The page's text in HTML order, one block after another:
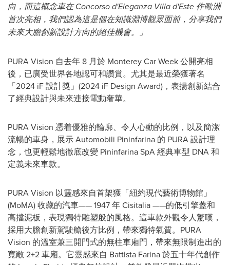
向，而這概念車在 Concorso d'Eleganza Villa d'Este 作歐洲
首次亮相，我們認為這是個在知識淵博觀眾面前，分享我們
未來大膽創新設計方向的絕佳機會。」
PURA Vision 自去年 8 月於 Monterey Car Week 公開亮相
後，已廣受世界各地認可和讚賞。尤其是最近榮獲著名
「2024 iF 設計獎」(2024 iF Design Award)，表揚創新結合
了經典設計與未來連接電動奢華。
PURA Vision 憑着優雅的輪廓、令人心動的比例，以及簡潔
流暢的車身，展示 Automobili Pininfarina 的 PURA 設計理
念，也更輕鬆地徹底改變 Pininfarina SpA 經典車型 DNA 和
定義未來車款。
PURA Vision 以靈感來自首架獲「紐約現代藝術博物館」
(MoMA) 收藏的汽車—— 1947 年 Cisitalia ——的低引擎蓋和
高擋泥板，表現獨特雕塑般的風格。這車款外觀令人驚嘆，
採用大膽創新駕駛艙後方比例，帶來獨特氣質。PURA
Vision 的溫室兼三開門式的無柱車廂門，帶來無限制進出的
寬敞 2+2 車廂。它靈感來自 Battista Farina於五十年代創作